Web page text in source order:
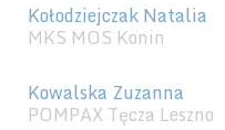
Kołodziejczak Natalia
MKS MOS Konin
Kowalska Zuzanna
POMPAX Tęcza Leszno